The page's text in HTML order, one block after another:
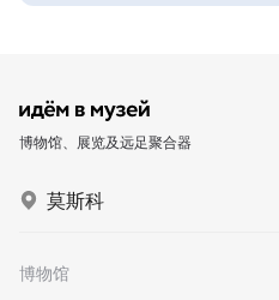
博物馆、展览及远足聚合器
莫斯科
博物馆